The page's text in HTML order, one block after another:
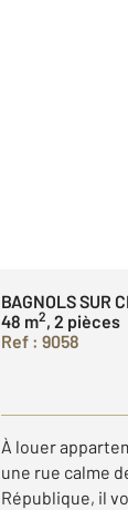
BAGNOLS SUR
48 m2, 2 pièces
Ref : 9058
À louer
une rue calme
République, il